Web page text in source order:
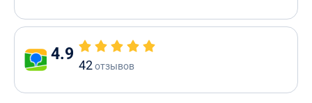
4.9
42отзывов